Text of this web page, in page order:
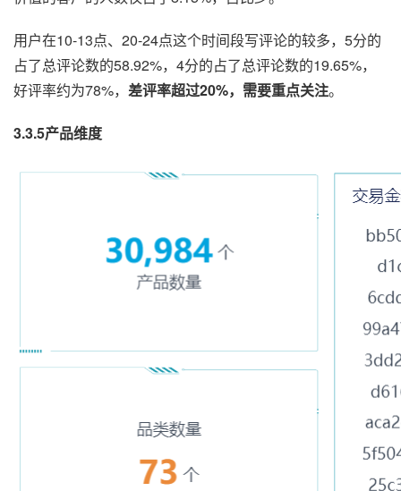
用户在10-13点、20-24点这个时间段写评论的较多，5分的
占了总评论数的58.92%，4分的占了总评论数的19.65%，
好评率约为78%， 差评率超过20%，需要重点关注。
3.3.5产品维度